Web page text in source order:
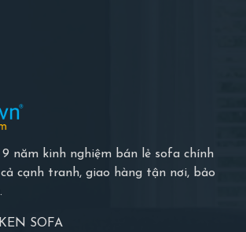
năm kinh nghiệm bán lẻ sofa chính
cạnh tranh, giao hàng tận nơi, bảo
SOFA